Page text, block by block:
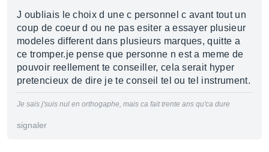
J oubliais le choix d une c personnel c avant tout un
coup de coeur d ou ne pas esiter a essayer plusieur
modeles different dans plusieurs marques, quitte a
ce tromper.je pense que personne n est a meme de
pouvoir reellement te conseiller, cela serait hyper
pretencieux de dire je te conseil tel ou tel instrument.
Je sais j'suis nul en orthogaphe, mais ca fait trente ans qu'ca dure
signaler